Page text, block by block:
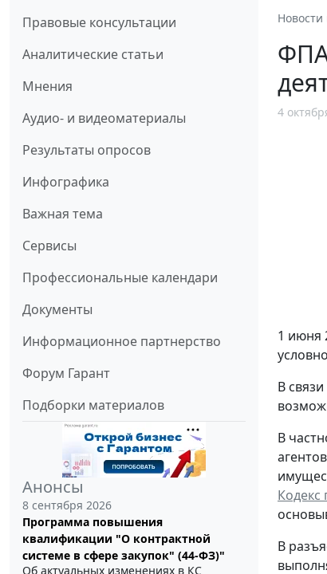
Правовые консультации
Аналитические статьи
Мнения
Аудио- и видеоматериалы
Результаты опросов
Инфографика
Важная тема
Сервисы
Профессиональные календари
Документы
Информационное партнерство
Форум Гарант
Подборки материалов
Анонсы
8 сентября 2026
Программа повышения
квалификации "О контрактной
системе в сфере закупок" (44-ФЗ)"
Об актуальных изменениях в КС
Новости
4
1 июня
В
В
Кодекс
В